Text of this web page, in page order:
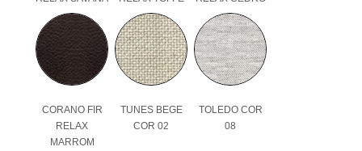
CORANO FIR
RELAX
MARROM
TUNES BEGE
COR 02
TOLEDO COR
08